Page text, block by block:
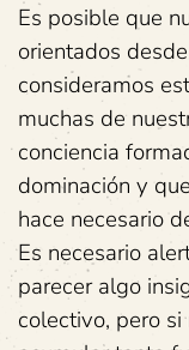
Es posible que
orientados
consideramos
muchas de
conciencia
dominación y
hace necesario
Es necesario
parecer algo
colectivo, pero